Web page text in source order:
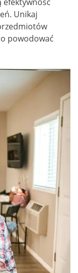
Unikaj
powodować